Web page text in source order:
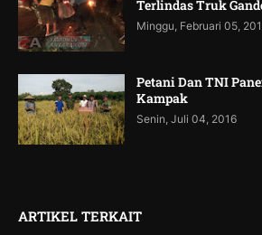
Terlindas Truk
Minggu, Februari 05,
Petani Dan TNI
Kampak
Senin, Juli 04, 2016
ARTIKEL TERKAIT